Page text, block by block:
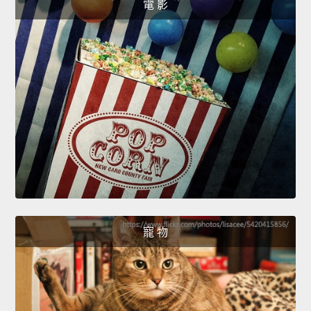
電 影
寵 物